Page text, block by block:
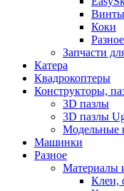
Коки
Разное
Запчасти
Катера
Квадрокоптеры
Конструкторы,
3D пазлы
3D пазлы
Модельные
Машинки
Разное
Материалы
Клеи,